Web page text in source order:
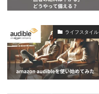
ライフスタイル